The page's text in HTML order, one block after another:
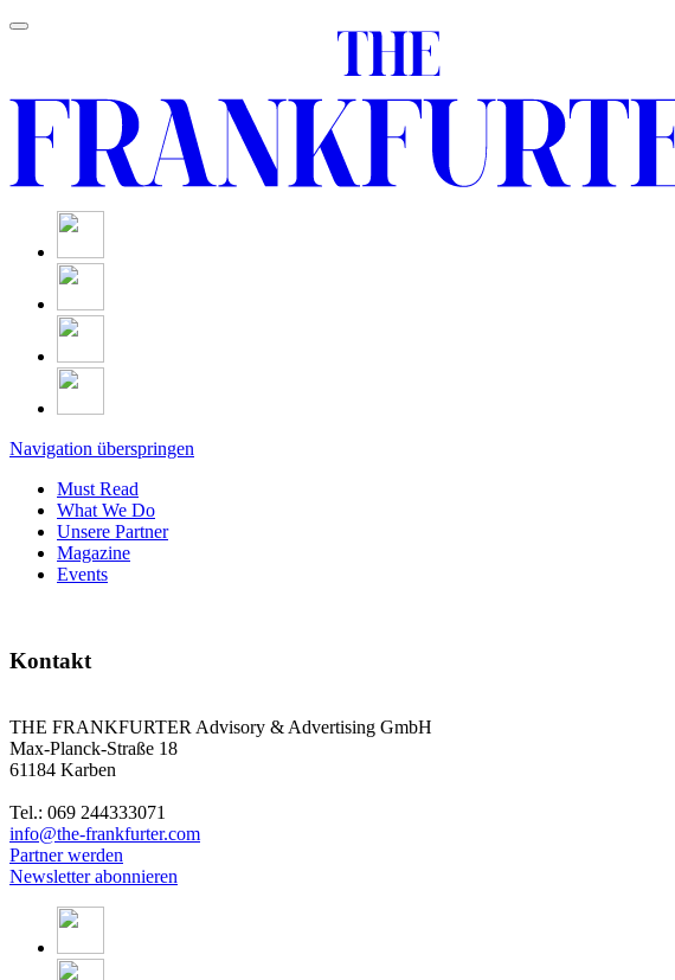
Navigation überspringen
Must Read
What We Do
Unsere Partner
Magazine
Events
Kontakt
THE FRANKFURTER Advisory & Advertising GmbH
Max-Planck-Straße 18
61184 Karben
Tel.: 069 244333071
info@the-frankfurter.com
Partner werden
Newsletter abonnieren